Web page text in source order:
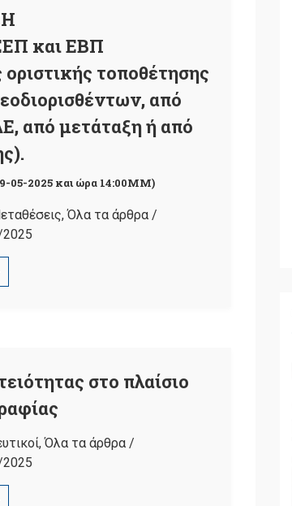
και ΕΒΠ
τοποθέτησης
από
από μετάταξη ή από
05-2025 και ώρα 14:00ΜΜ)
,Όλα τα άρθρα /
στο πλαίσιο
,Όλα τα άρθρα/